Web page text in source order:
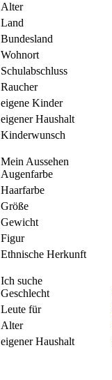
Alter
Land
Bundesland
Wohnort
Schulabschluss
Raucher
eigene Kinder
eigener Haushalt
Kinderwunsch
Mein Aussehen
Augenfarbe
Haarfarbe
Größe
Gewicht
Figur
Ethnische Herkunft
Ich suche
Geschlecht
Leute für
Alter
eigener Haushalt